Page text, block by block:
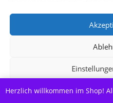
Cookie-Richtlinie
Herzlich willkommen im Shop!